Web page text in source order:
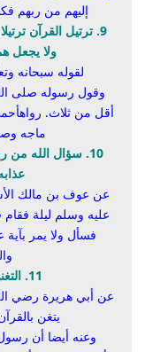
إليهم من ربهم
9. ترتيل القرآن
ولا يجعل
لقوله سبحانه
وقول رسوله صلى
أقل من ثلاث.
ماجه
10. سؤال الله من
عن عوف بن مالك
عليه وسلم ليلة فقام
فسأل ولا يمر بآية
11. التغني بالقرآن وتحسين الصوت به
عن أبي هريرة رضي
يتغن
وعنه أيضا أن